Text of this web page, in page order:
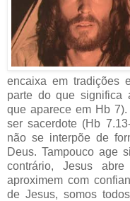
encaixa em tradições
parte do que significa
que aparece em Hb
ser sacerdote (Hb
não se interpõe de
Deus. Tampouco age
contrário, Jesus
aproximem com
de Jesus, somos